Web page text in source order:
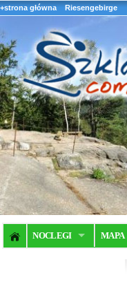
+strona główna Riesengebirge
NOCLEGI MAPA